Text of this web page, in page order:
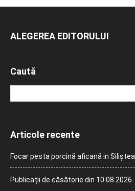
ALEGEREA EDITORULUI
Caută
Articole recente
Focar pesta porcină aficană in Siliștea
Publicații de căsătorie din 10.08.2026